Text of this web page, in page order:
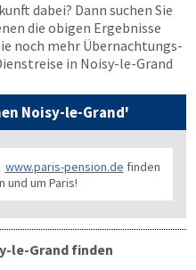
dabei? Dann suchen Sie
die obigen Ergebnisse
noch mehr Übernachtungs­
in Noisy-le-Grand
Noisy-le-Grand'
www.paris-pension.de finden
und um Paris!
le-Grand finden